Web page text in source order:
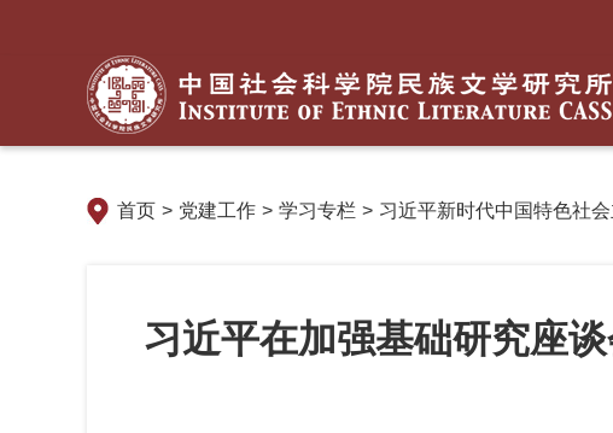
首页 > 党建工作 > 学习专栏 > 习近平新时代中国特色社
习近平在加强基础研究座